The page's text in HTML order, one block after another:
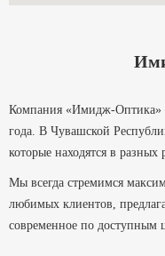
Компания «Имидж-Оптика»
года. В Чувашской
которые находятся в
Мы всегда стремимся
любимых клиентов,
современное по доступным